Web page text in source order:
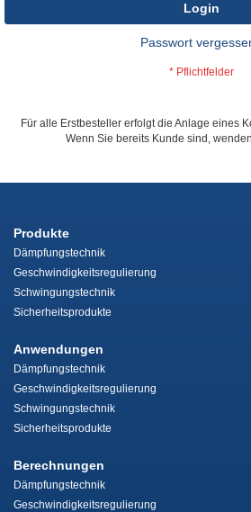
Login
Passwort
Für alle Erstbesteller erfolgt die Anlage eines
Wenn Sie bereits Kunde sind,
Produkte
Dämpfungstechnik
Geschwindigkeitsregulierung
Schwingungstechnik
Sicherheitsprodukte
Anwendungen
Dämpfungstechnik
Geschwindigkeitsregulierung
Schwingungstechnik
Sicherheitsprodukte
Berechnungen
Dämpfungstechnik
Geschwindigkeitsregulierung